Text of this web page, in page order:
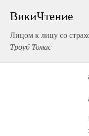
ВикиЧтение
Лицом к лицу со
Троуб Томас